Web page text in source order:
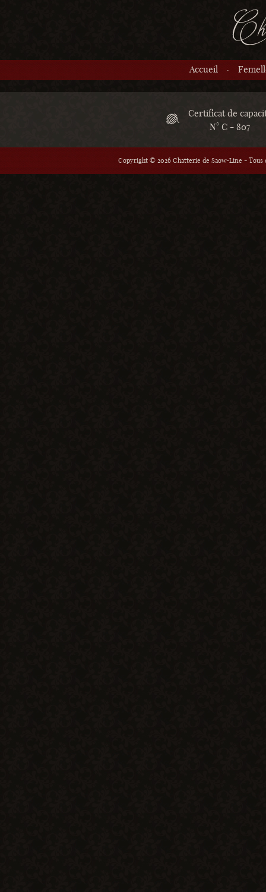
Accueil
Certificat de
N° C - 807
Copyright © 2026 Chatterie de Saow-Line -